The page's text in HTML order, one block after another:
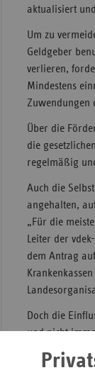
aktualisiert
Um zu
Geldgeber
verlieren,
Mindestens
Zuwendungen
Über die
die
regelmäßig
Auch die
angehalten,
„Für die
Leiter der
dem Antrag
Doch die
und nicht
der
und wie man